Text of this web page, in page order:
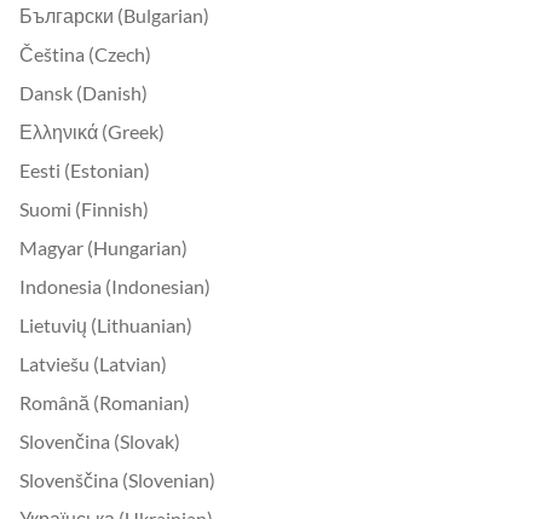
Български (Bulgarian)
Čeština (Czech)
Dansk (Danish)
Ελληνικά (Greek)
Eesti (Estonian)
Suomi (Finnish)
Magyar (Hungarian)
Indonesia (Indonesian)
Lietuvių (Lithuanian)
Latviešu (Latvian)
Română (Romanian)
Slovenčina (Slovak)
Slovenščina (Slovenian)